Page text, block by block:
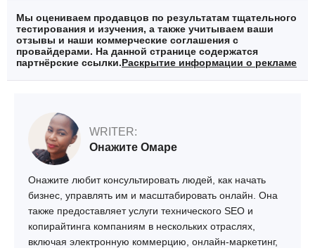
Мы оцениваем продавцов по результатам тщательного
тестирования и изучения, а также учитываем ваши
отзывы и наши коммерческие соглашения с
провайдерами. На данной странице содержатся
партнёрские ссылки.Раскрытие информации о рекламе
WRITER:
Онажите Омаре
Онажите любит консультировать людей, как начать
бизнес, управлять им и масштабировать онлайн. Она
также предоставляет услуги технического SEO и
копирайтинга компаниям в нескольких отраслях,
включая электронную коммерцию, онлайн-маркетинг,